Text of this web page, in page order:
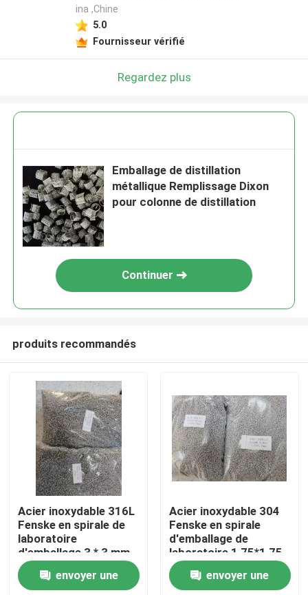
À la maison
Produits
Vidéos
ina ,Chine
5.0
Fournisseur vérifié
Regardez plus
Emballage de distillation
métallique Remplissage Dixon
pour colonne de distillation
Continuer
produits recommandés
Acier inoxydable 316L
Fenske en spirale de
laboratoire
d'emballage 3 * 3 mm
pour le processus de
séparation de haute
envoyer une
Acier inoxydable 304
Fenske en spirale
d'emballage de
laboratoire 1,75*1,75
mm Pour le processus
de distillation
envoyer une